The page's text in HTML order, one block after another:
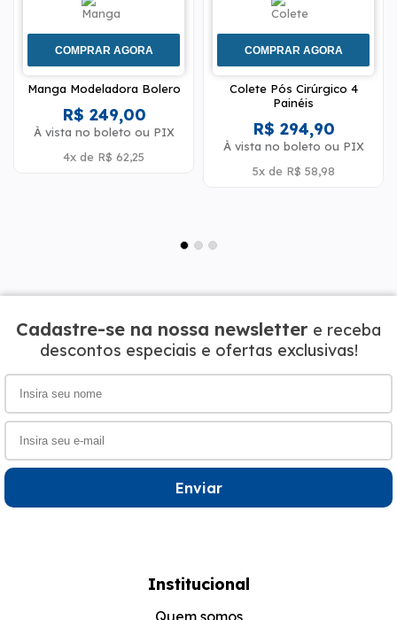
COMPRAR AGORA
Manga Modeladora Bolero
R$ 249,00
À vista no boleto ou PIX
4x de R$ 62,25
COMPRAR AGORA
Colete Pós Cirúrgico 4
Painéis
R$ 294,90
À vista no boleto ou PIX
5xde R$ 58,98
Cadastre-se na nossa newsletter e receba
descontos especiais e ofertas exclusivas!
Enviar
Institucional